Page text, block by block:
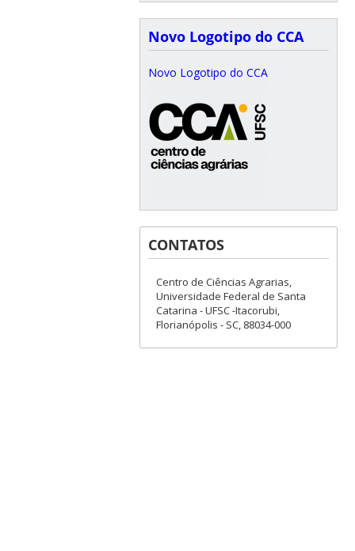
Novo Logotipo do CCA
Novo Logotipo do CCA
CONTATOS
Centro de Ciências Agrarias,
Universidade Federal de Santa
Catarina - UFSC -Itacorubi,
Florianópolis - SC, 88034-000